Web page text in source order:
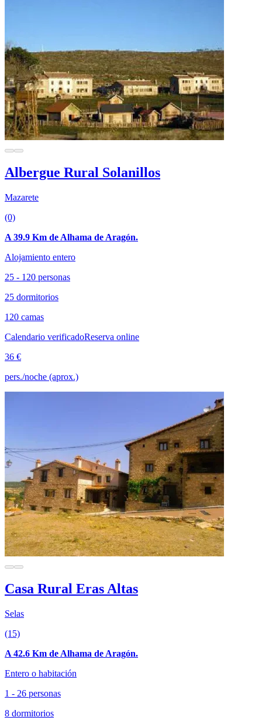
Albergue Rural Solanillos
Mazarete
(0)
A 39.9 Km de Alhama de Aragón.
Alojamiento entero
25 - 120 personas
25 dormitorios
120 camas
Calendario verificadoReserva online
36 €
pers./noche (aprox.)
Casa Rural Eras Altas
Selas
(15)
A 42.6 Km de Alhama de Aragón.
Entero o habitación
1 - 26 personas
8 dormitorios